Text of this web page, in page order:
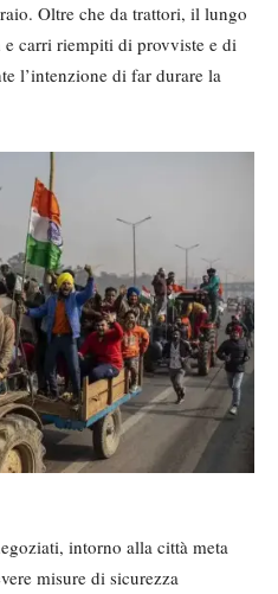
Oltre che da trattori, il lungo
carri riempiti di provviste e di
l’intenzione di far durare la
intorno alla città meta
misure di sicurezza